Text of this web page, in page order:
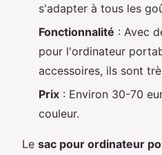
s'adapter à tous les
Fonctionnalité : Avec
pour l'ordinateur
accessoires, ils sont
Prix : Environ 30-70
couleur.
Le sac pour ordinateur